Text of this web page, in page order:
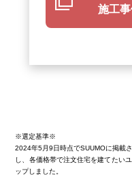
施工
※選定基準※
2024年5月9日時点でSUUMOに掲載
し、各価格帯で注文住宅を建てたい
ップしました。